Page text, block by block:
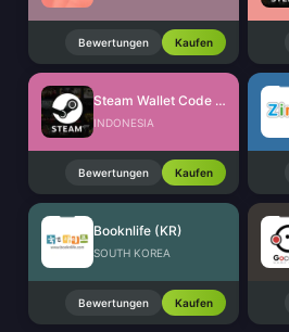
Bewertungen Kaufen
Steam Wallet Code (IDR)
INDONESIA
Bewertungen Kaufen
Booknlife (KR)
SOUTH KOREA
Bewertungen Kaufen